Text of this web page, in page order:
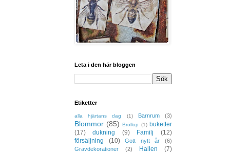
Leta i den här bloggen
Etiketter
alla hjärtans dag (1) Barnrum (3)
Blommor (85) Bröllop (1) buketter
(17)
dukning (9) Familj
(12)
försäljning
(10) Gott nytt år
(6)
Gravdekorationer
(2) Hallen (7)